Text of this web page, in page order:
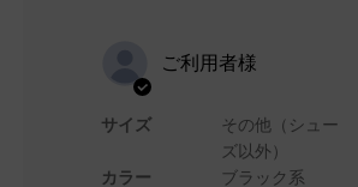
ご利用者様
サイズ
カラー
その他（シュー
ズ以外）
ブラック系